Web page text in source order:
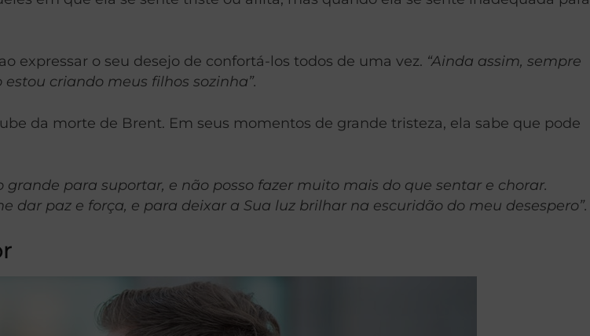
expressar o seu desejo de confortá-los todos de uma vez. “Ainda assim, sempre
criando meus filhos sozinha”.
da morte de Brent. Em seus momentos de grande tristeza, ela sabe que pode
grande para suportar, e não posso fazer muito mais do que sentar e chorar.
paz e força, e para deixar a Sua luz brilhar na escuridão do meu desespero”.